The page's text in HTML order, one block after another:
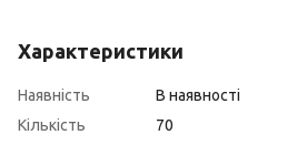
Характеристики
Наявність
В наявності
Кількість
70